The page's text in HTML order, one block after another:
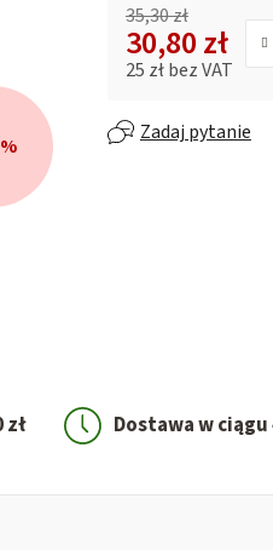
35,30 zł
30,80 zł
25 zł bez VAT
Zadaj pytanie
Dostawa w